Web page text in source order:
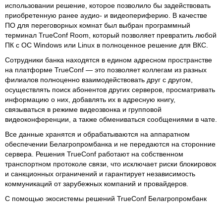
использовании решение, которое позволило бы задействовать
приобретенную ранее аудио- и видеопериферию. В качестве
ПО для переговорных комнат был выбран программный
терминал TrueConf Room, который позволяет превратить любой
ПК с ОС Windows или Linux в полноценное решение для ВКС.
Сотрудники банка находятся в едином адресном пространстве
на платформе TrueConf — это позволяет коллегам из разных
филиалов полноценно взаимодействовать друг с другом,
осуществлять поиск абонентов других серверов, просматривать
информацию о них, добавлять их в адресную книгу,
связываться в режиме видеозвонка и групповой
видеоконференции, а также обмениваться сообщениями в чате.
Все данные хранятся и обрабатываются на аппаратном
обеспечении Белагропромбанка и не передаются на сторонние
сервера. Решения TrueConf работают на собственном
транспортном протоколе связи, что исключает риски блокировок
и санкционных ограничений и гарантирует независимость
коммуникаций от зарубежных компаний и провайдеров.
С помощью экосистемы решений TrueConf Белагропромбанк